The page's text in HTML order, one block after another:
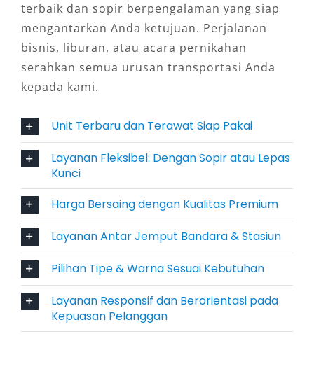
Interior All New Pajero Sport dirancang untuk
memberikan kenyamanan maksimal bagi
seluruh penumpang. Kabin luas dengan
pengaturan kursi fleksibel cocok untuk
keluarga maupun rombongan kecil. Fitur-fitur
modern seperti layar infotainment besar, dual
zone AC, dan jok kulit berkualitas tinggi
memperkaya pengalaman berkendara. Saat
Anda memilih sewa Pajero Medan dengan
sopir, kenyamanan ini tentu menjadi nilai
tambah, terutama saat menempuh perjalanan
panjang atau menghadiri acara formal.
4. Sistem Keamanan dan
Keselamatan Terdepan
Dilengkapi dengan berbagai fitur keselamatan
terbaik dan sopir berpengalaman yang siap
mengantarkan Anda ketujuan. Perjalanan
bisnis, liburan, atau acara pernikahan
serahkan semua urusan transportasi Anda
kepada kami.
Unit Terbaru dan Terawat Siap Pakai
Layanan Fleksibel: Dengan Sopir atau Lepas
Kunci
Harga Bersaing dengan Kualitas Premium
Layanan Antar Jemput Bandara & Stasiun
Pilihan Tipe & Warna Sesuai Kebutuhan
Layanan Responsif dan Berorientasi pada
Kepuasan Pelanggan